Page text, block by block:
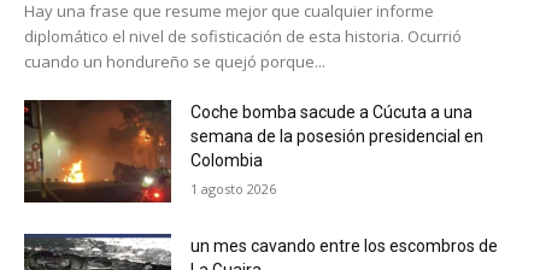
Hay una frase que resume mejor que cualquier informe
diplomático el nivel de sofisticación de esta historia. Ocurrió
cuando un hondureño se quejó porque...
Coche bomba sacude a Cúcuta a una
semana de la posesión presidencial en
Colombia
1 agosto 2026
un mes cavando entre los escombros de